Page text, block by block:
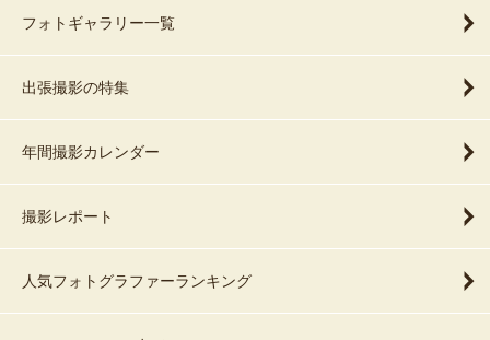
フォトギャラリー一覧
出張撮影の特集
年間撮影カレンダー
撮影レポート
人気フォトグラファーランキング